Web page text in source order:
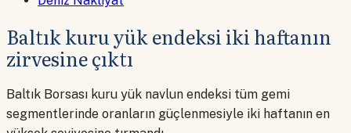
Baltık kuru yük endeksi iki haftanın
zirvesine çıktı
Baltık Borsası kuru yük navlun endeksi tüm gemi
segmentlerinde oranların güçlenmesiyle iki haftanın en